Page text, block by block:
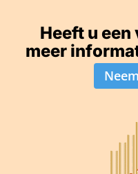
Heeft u
meer